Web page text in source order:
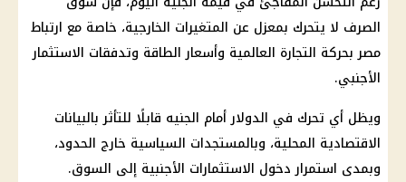
الصرف لا يتحرك بمعزل عن المتغيرات الخارجية، خاصة مع ارتباط
مصر بحركة التجارة العالمية وأسعار الطاقة وتدفقات الاستثمار
الأجنبي.
ويظل أي تحرك في الدولار أمام الجنيه قابلًا للتأثر بالبيانات
الاقتصادية المحلية، وبالمستجدات السياسية خارج الحدود،
وبمدى استمرار دخول الاستثمارات الأجنبية إلى السوق.